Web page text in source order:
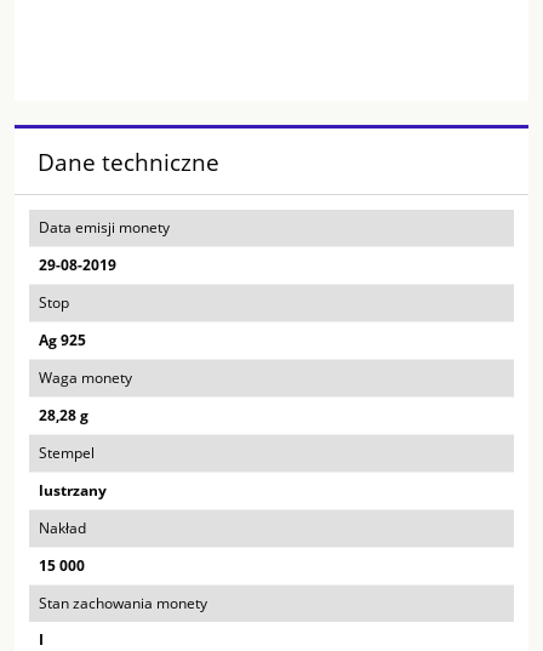
Dane techniczne
Data emisji monety
29-08-2019
Stop
Ag 925
Waga monety
28,28 g
Stempel
lustrzany
Nakład
15 000
Stan zachowania monety
I